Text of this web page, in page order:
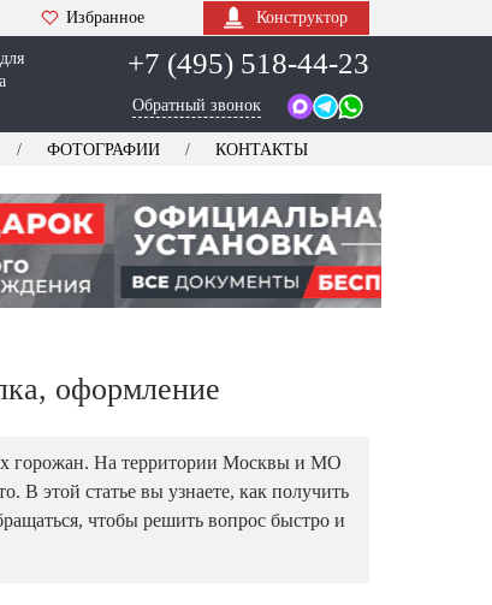
Избранное Конструктор
+7 (495) 518-44-23
Обратный звонок
ФОТОГРАФИИ КОНТАКТЫ
оформление
горожан. На территории Москвы и МО
В этой статье вы узнаете, как получить
чтобы решить вопрос быстро и